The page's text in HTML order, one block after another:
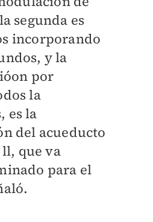
segunda es
incorporando
y la
por
la
es la
del acueducto
que va
para el